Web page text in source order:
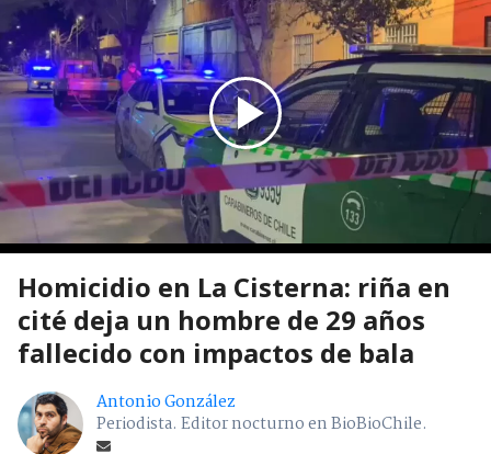
Homicidio en La Cisterna: riña en
cité deja un hombre de 29 años
fallecido con impactos de bala
Antonio González
Periodista. Editor nocturno en BioBioChile.